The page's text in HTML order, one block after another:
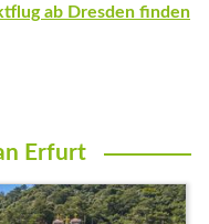
ab Dresden finden
Erfurt